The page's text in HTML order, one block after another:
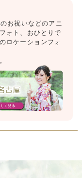
お祝いなどのアニ
ォト、おひとりで
ロケーションフォ